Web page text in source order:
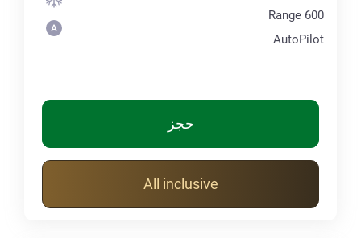
Range 600
AutoPilot
حجز
All inclusive